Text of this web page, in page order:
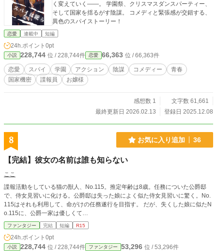
く変えていく――。 学園祭、クリスマスダンスパーティー、
そして国家を揺るがす陰謀。 コメディと緊張感が交錯する、
異色のスパイストーリー！
恋愛 連載中 短編
24h.ポイント 0pt
小説 228,744 位 / 228,744件 恋愛 66,363 位 / 66,363件
恋愛 スパイ 学園 アクション 陰謀 コメディー
青春
国家機密
諜報員 お嬢様
感想数 1
文字数 61,661
最終更新日 2026.02.13
登録日 2025.12.08
8 お気に入り追加 36
【完結】彼女の名前は誰も知らない
ここ
諜報活動をしている猫の獣人、No.115。推定年齢は8歳。任務についた公爵邸
で、侍女見習いに化ける。公爵邸は失った娘によく似た侍女見習いに驚く。No.
115はそれも利用して、命がけの任務遂行を目指す。 だが、失くした娘に似たN
o.115に、公爵一家は優しくて…
ファンタジー 完結 短編 R15
24h.ポイント 0pt
小説 228,744 位 / 228,744件 ファンタジー 53,296 位 / 53,296件